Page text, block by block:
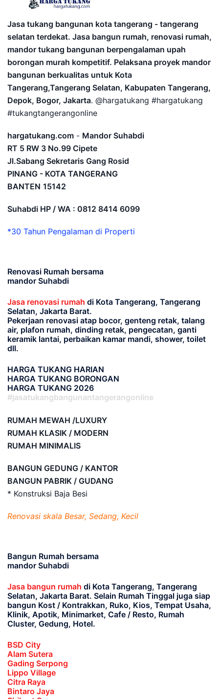
Jasa tukang bangunan kota tangerang - tangerang
selatan terdekat. Jasa bangun rumah, renovasi rumah,
mandor tukang bangunan berpengalaman upah
borongan murah kompetitif. Pelaksana proyek mandor
bangunan berkualitas untuk Kota
Tangerang,Tangerang Selatan, Kabupaten Tangerang,
Depok, Bogor, Jakarta. @hargatukang #hargatukang
#tukangtangerangonline
hargatukang.com - Mandor Suhabdi
RT 5 RW 3 No.99 Cipete
Jl.Sabang Sekretaris Gang Rosid
PINANG - KOTA TANGERANG
BANTEN 15142
Suhabdi HP / WA : 0812 8414 6099
*30 Tahun Pengalaman di Properti
Renovasi Rumah bersama
mandor Suhabdi
Jasa renovasi rumah di Kota Tangerang, Tangerang
Selatan, Jakarta Barat.
Pekerjaan renovasi atap bocor, genteng retak, talang
air, plafon rumah, dinding retak, pengecatan, ganti
keramik lantai, perbaikan kamar mandi, shower, toilet
dll.
HARGA TUKANG HARIAN
HARGA TUKANG BORONGAN
HARGA TUKANG 2026
#jasatukangbangunantangerangonline
RUMAH MEWAH /LUXURY
RUMAH KLASIK / MODERN
RUMAH MINIMALIS
BANGUN GEDUNG / KANTOR
BANGUN PABRIK / GUDANG
* Konstruksi Baja Besi
Renovasi skala Besar, Sedang, Kecil
Bangun Rumah bersama
mandor Suhabdi
Jasa bangun rumah di Kota Tangerang, Tangerang
Selatan, Jakarta Barat. Selain Rumah Tinggal juga siap
bangun Kost / Kontrakkan, Ruko, Kios, Tempat Usaha,
Klinik, Apotik, Minimarket, Cafe / Resto, Rumah
Cluster, Gedung, Hotel.
BSD City
Alam Sutera
Gading Serpong
Lippo Village
Citra Raya
Bintaro Jaya